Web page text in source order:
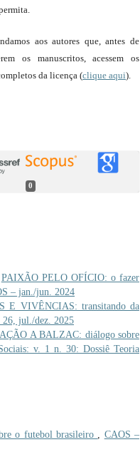
aos autores que, antes de
os manuscritos, acessem os
da licença (clique aqui).
0
PAIXÃO PELO OFÍCIO: o fazer
– jan./jun. 2024
E VIVÊNCIAS: transitando da
26, jul./dez. 2025
A BALZAC: diálogo sobre
v. 1 n. 30: Dossiê Teoria
o futebol brasileiro , CAOS –